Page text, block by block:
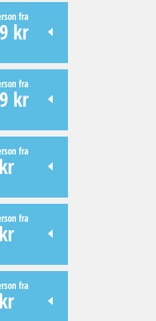
fra
kr
fra
kr
fra
fra
fra